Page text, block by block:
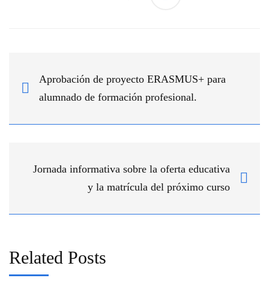
Aprobación de proyecto ERASMUS+ para
alumnado de formación profesional.
Jornada informativa sobre la oferta educativa
y la matrícula del próximo curso
Related Posts